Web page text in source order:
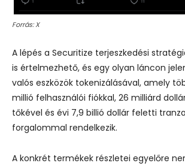
Forrás: X
A lépés a Securitize terjeszkedési
is értelmezhető, és egy olyan láncon
valós eszközök tokenizálásával, amely
millió felhasználói fiókkal, 26 milliárd
tőkével és évi 7,9 billió dollár feletti
forgalommal rendelkezik.
A konkrét termékek részletei egyelőre